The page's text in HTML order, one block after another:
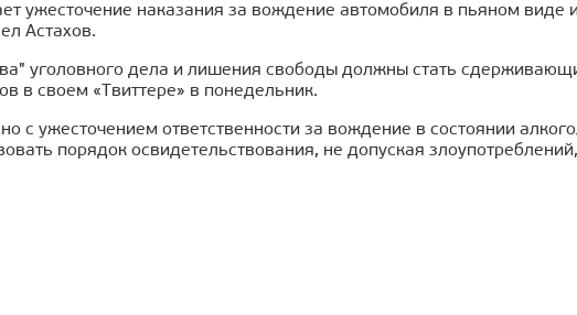
ужесточение наказания за вождение автомобиля в пьяном
Астахов.
уголовного дела и лишения свободы должны стать
в своем «Твиттере» в понедельник.
с ужесточением ответственности за вождение в состоянии
порядок освидетельствования, не допуская